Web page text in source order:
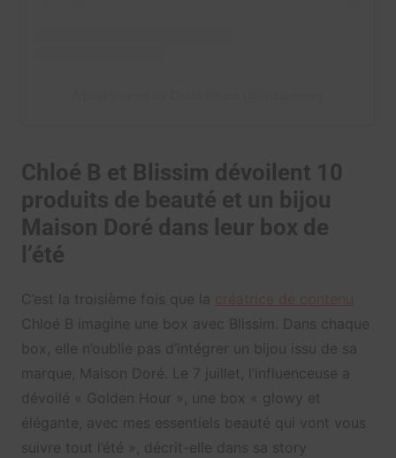
Chloé B et Blissim dévoilent 10
produits de beauté et un bijou
Maison Doré dans leur box de
l’été
C’est la troisième fois que la
Chloé B imagine une box avec Blissim. Dans chaque
box, elle n’oublie pas d’intégrer un bijou issu de sa
marque, Maison Doré. Le 7 juillet, l’influenceuse a
dévoilé « Golden Hour », une box « glowy et
élégante, avec mes essentiels beauté qui vont vous
suivre tout l’été », décrit-elle dans sa story